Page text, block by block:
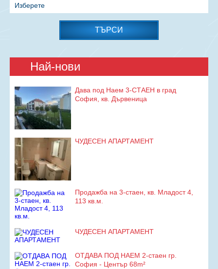
Изберете
ТЪРСИ
Най-нови
Дава под Наем 3-СТАЕН в град
София, кв. Дървеница
ЧУДЕСЕН АПАРТАМЕНТ
Продажба на 3-стаен, кв. Младост 4,
113 кв.м.
ЧУДЕСЕН АПАРТАМЕНТ
ОТДАВА ПОД НАЕМ 2-стаен гр.
София - Център 68m²